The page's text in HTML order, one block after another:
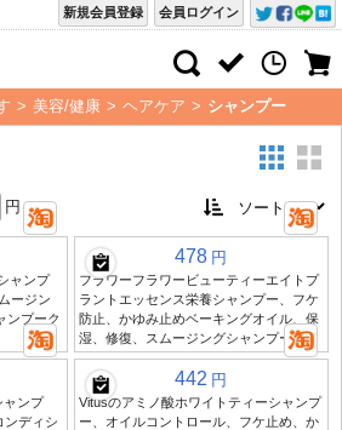
会員ログイン
新規会員登録
> 美容/健康 > ヘアケア > シャンプー
円
ャンプ
ージン
ンプーク
478 円
フラワーフラワービューティーエイトプ
ラントエッセンス栄養シャンプー、フケ
防止、かゆみ止めベーキングオイル、保
湿、修復、スムージングシャンプー
ャンプ
ンディシ
442 円
Vitusのアミノ酸ホワイトティーシャンプ
ー、オイルコントロール、フケ止め、か